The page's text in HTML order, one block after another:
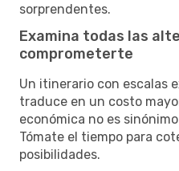
sorprendentes.
Examina todas las
comprometerte
Un itinerario con escalas
traduce en un costo
económica no es
Tómate el tiempo para
posibilidades.